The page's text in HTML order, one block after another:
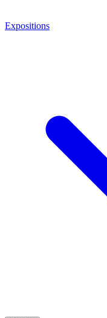
Expositions